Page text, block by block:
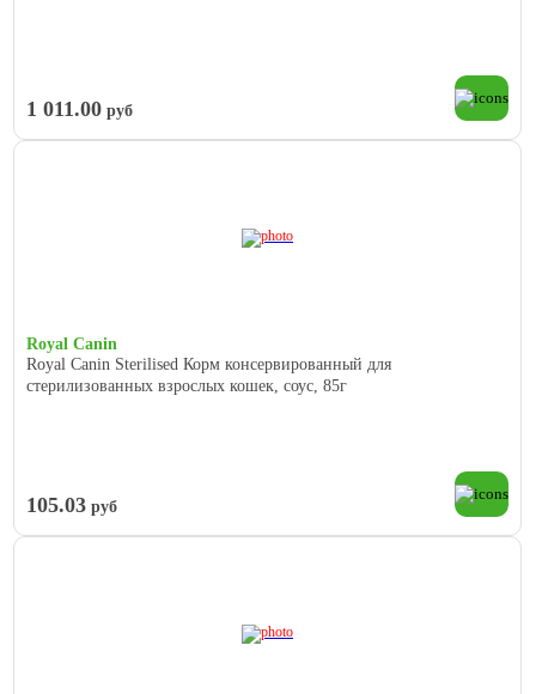
1 011.00 руб
Royal Canin
Royal Canin Sterilised Корм консервированный для
стерилизованных взрослых кошек, соус, 85г
105.03 руб